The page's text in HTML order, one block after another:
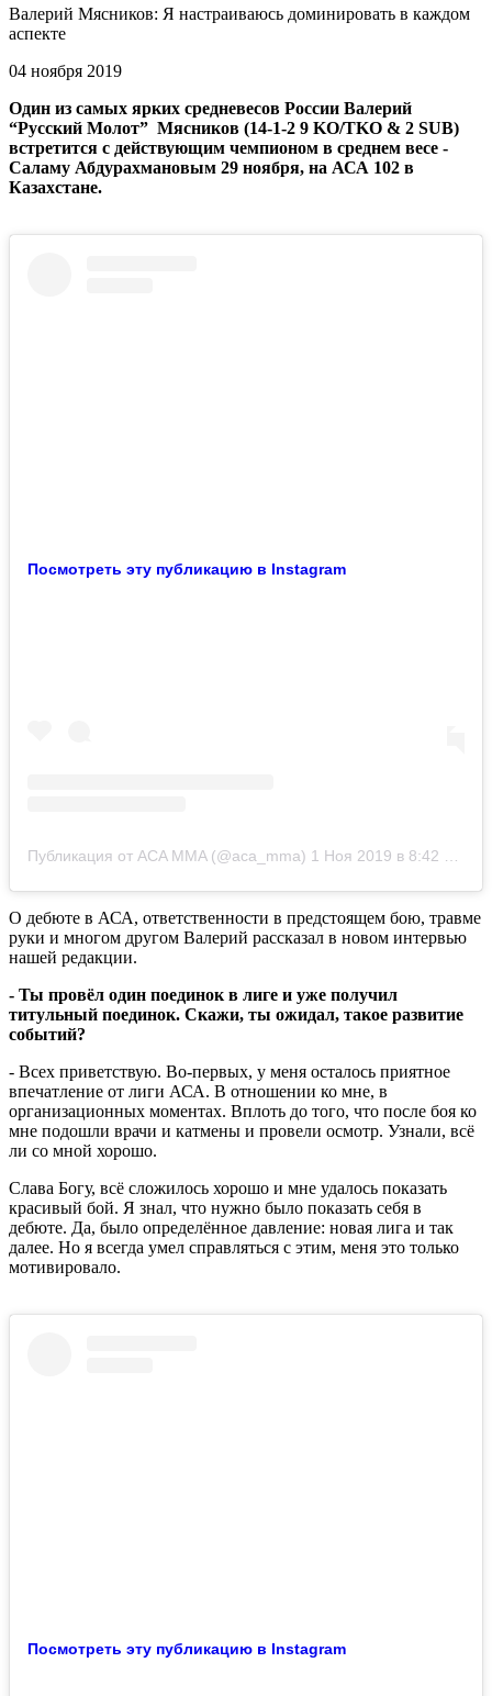
Валерий Мясников: Я настраиваюсь доминировать в каждом
аспекте
04 ноября 2019
Один из самых ярких средневесов России Валерий
“Русский Молот” Мясников (14-1-2 9 KO/TKO & 2 SUB)
встретится с действующим чемпионом в среднем весе -
Саламу Абдурахмановым 29 ноября, на АСА 102 в
Казахстане.
Посмотреть эту публикацию в Instagram
Публикация от ACA MMA (@aca_mma) 1 Ноя 2019 в 8:42 PDT
О дебюте в АСА, ответственности в предстоящем бою, травме
руки и многом другом Валерий рассказал в новом интервью
нашей редакции.
- Ты провёл один поединок в лиге и уже получил
титульный поединок. Скажи, ты ожидал, такое развитие
событий?
- Всех приветствую. Во-первых, у меня осталось приятное
впечатление от лиги АСА. В отношении ко мне, в
организационных моментах. Вплоть до того, что после боя ко
мне подошли врачи и катмены и провели осмотр. Узнали, всё
ли со мной хорошо.
Слава Богу, всё сложилось хорошо и мне удалось показать
красивый бой. Я знал, что нужно было показать себя в
дебюте. Да, было определённое давление: новая лига и так
далее. Но я всегда умел справляться с этим, меня это только
мотивировало.
Посмотреть эту публикацию в Instagram